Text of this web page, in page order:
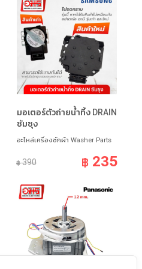
มอเตอร์ตัวถ่ายน้ำทิ้ง DRAIN
ซัมซุง
อะไหล่เครื่องซักผ้า Washer Parts
฿390 ฿ 235